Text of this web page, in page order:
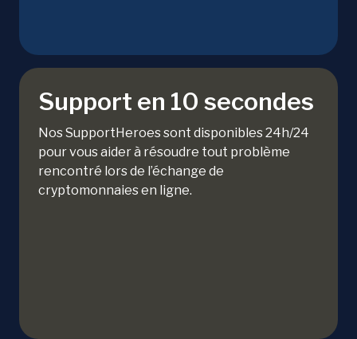
Support en 10 secondes
Nos SupportHeroes sont disponibles 24h/24
pour vous aider à résoudre tout problème
rencontré lors de l’échange de
cryptomonnaies en ligne.